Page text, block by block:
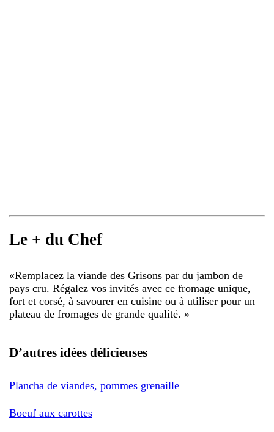
Le + du Chef
«Remplacez la viande des Grisons par du jambon de
pays cru. Régalez vos invités avec ce fromage unique,
fort et corsé, à savourer en cuisine ou à utiliser pour un
plateau de fromages de grande qualité. »
D’autres idées délicieuses
Plancha de viandes, pommes grenaille
Boeuf aux carottes